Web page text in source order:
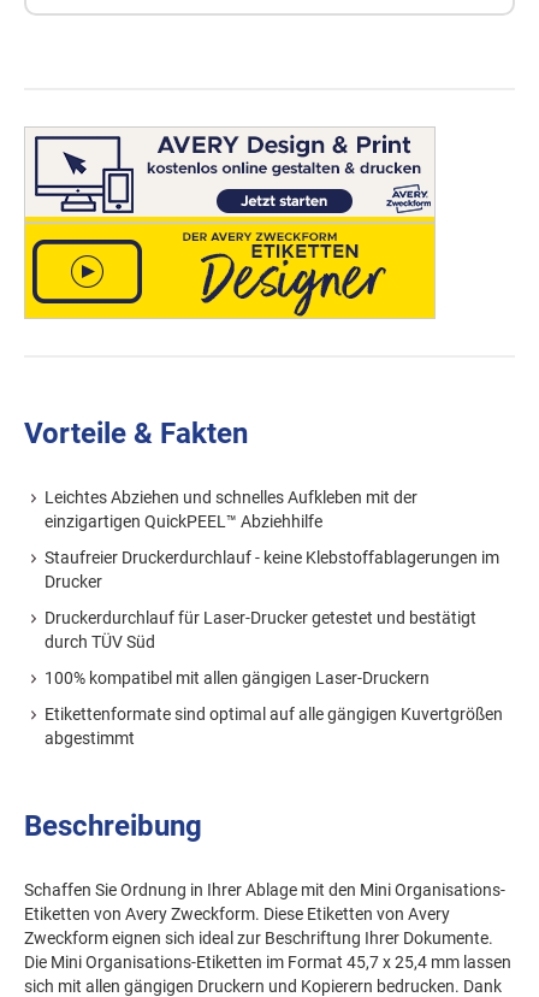
Vorteile & Fakten
Leichtes Abziehen und schnelles Aufkleben mit der
einzigartigen QuickPEEL™ Abziehhilfe
Staufreier Druckerdurchlauf - keine Klebstoffablagerungen im
Drucker
Druckerdurchlauf für Laser-Drucker getestet und bestätigt
durch TÜV Süd
100% kompatibel mit allen gängigen Laser-Druckern
Etikettenformate sind optimal auf alle gängigen Kuvertgrößen
abgestimmt
Beschreibung
Schaffen Sie Ordnung in Ihrer Ablage mit den Mini Organisations-
Etiketten von Avery Zweckform. Diese Etiketten von Avery
Zweckform eignen sich ideal zur Beschriftung Ihrer Dokumente.
Die Mini Organisations-Etiketten im Format 45,7 x 25,4 mm lassen
sich mit allen gängigen Druckern und Kopierern bedrucken. Dank